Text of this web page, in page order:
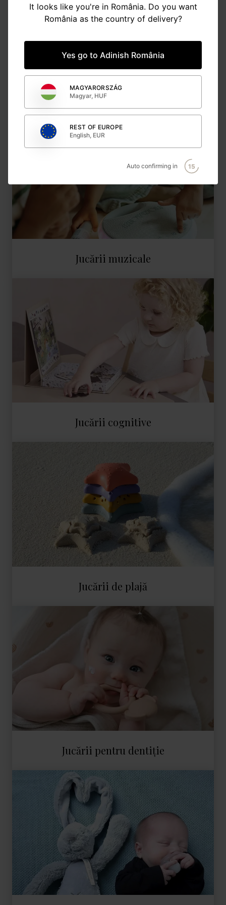
Jucării motrice / de activitate
Jucării muzicale
Jucării cognitive
Jucării de plajă
Jucării pentru dentiție
It looks like you're in România. Do you want
România as the country of delivery?
Yes go to Adinish România
MAGYARORSZÁG
Magyar, HUF
REST OF EUROPE
English, EUR
Auto confirming in 14